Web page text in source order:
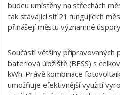
budou umístěny na střechách
tak stávající síť 21 fungujících
přinášejí městu významné
Součástí většiny připravovaných
bateriová úložiště (BESS) s
kWh. Právě kombinace
umožňuje efektivnější využití